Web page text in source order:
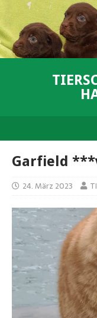
Garfield
24. März 2023